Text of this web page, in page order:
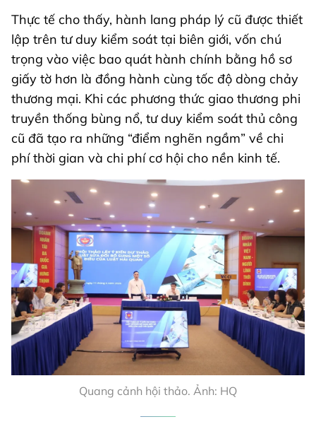
Thực tế cho thấy, hành lang pháp lý cũ được thiết
lập trên tư duy kiểm soát tại biên giới, vốn chú
trọng vào việc bao quát hành chính bằng hồ sơ
giấy tờ hơn là đồng hành cùng tốc độ dòng chảy
thương mại. Khi các phương thức giao thương phi
truyền thống bùng nổ, tư duy kiểm soát thủ công
cũ đã tạo ra những “điểm nghẽn ngầm” về chi
phí thời gian và chi phí cơ hội cho nền kinh tế.
Quang cảnh hội thảo. Ảnh: HQ